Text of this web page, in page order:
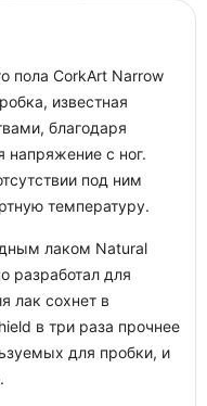
пола CorkArt Narrow
известная
благодаря
с ног.
под ним
температуру.
лаком Natural
разработал для
лак сохнет в
в три раза прочнее
для пробки, и